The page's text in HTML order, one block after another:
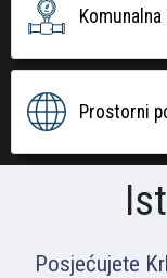
Prostorni
Posjećujete